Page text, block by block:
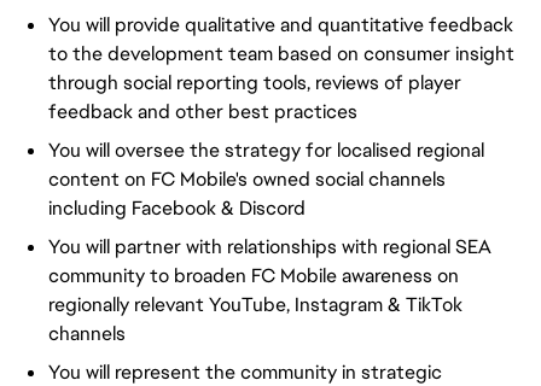
You will provide qualitative and quantitative feedback
to the development team based on consumer insight
through social reporting tools, reviews of player
feedback and other best practices
You will oversee the strategy for localised regional
content on FC Mobile's owned social channels
including Facebook & Discord
You will partner with relationships with regional SEA
community to broaden FC Mobile awareness on
regionally relevant YouTube, Instagram & TikTok
channels
You will represent the community in strategic